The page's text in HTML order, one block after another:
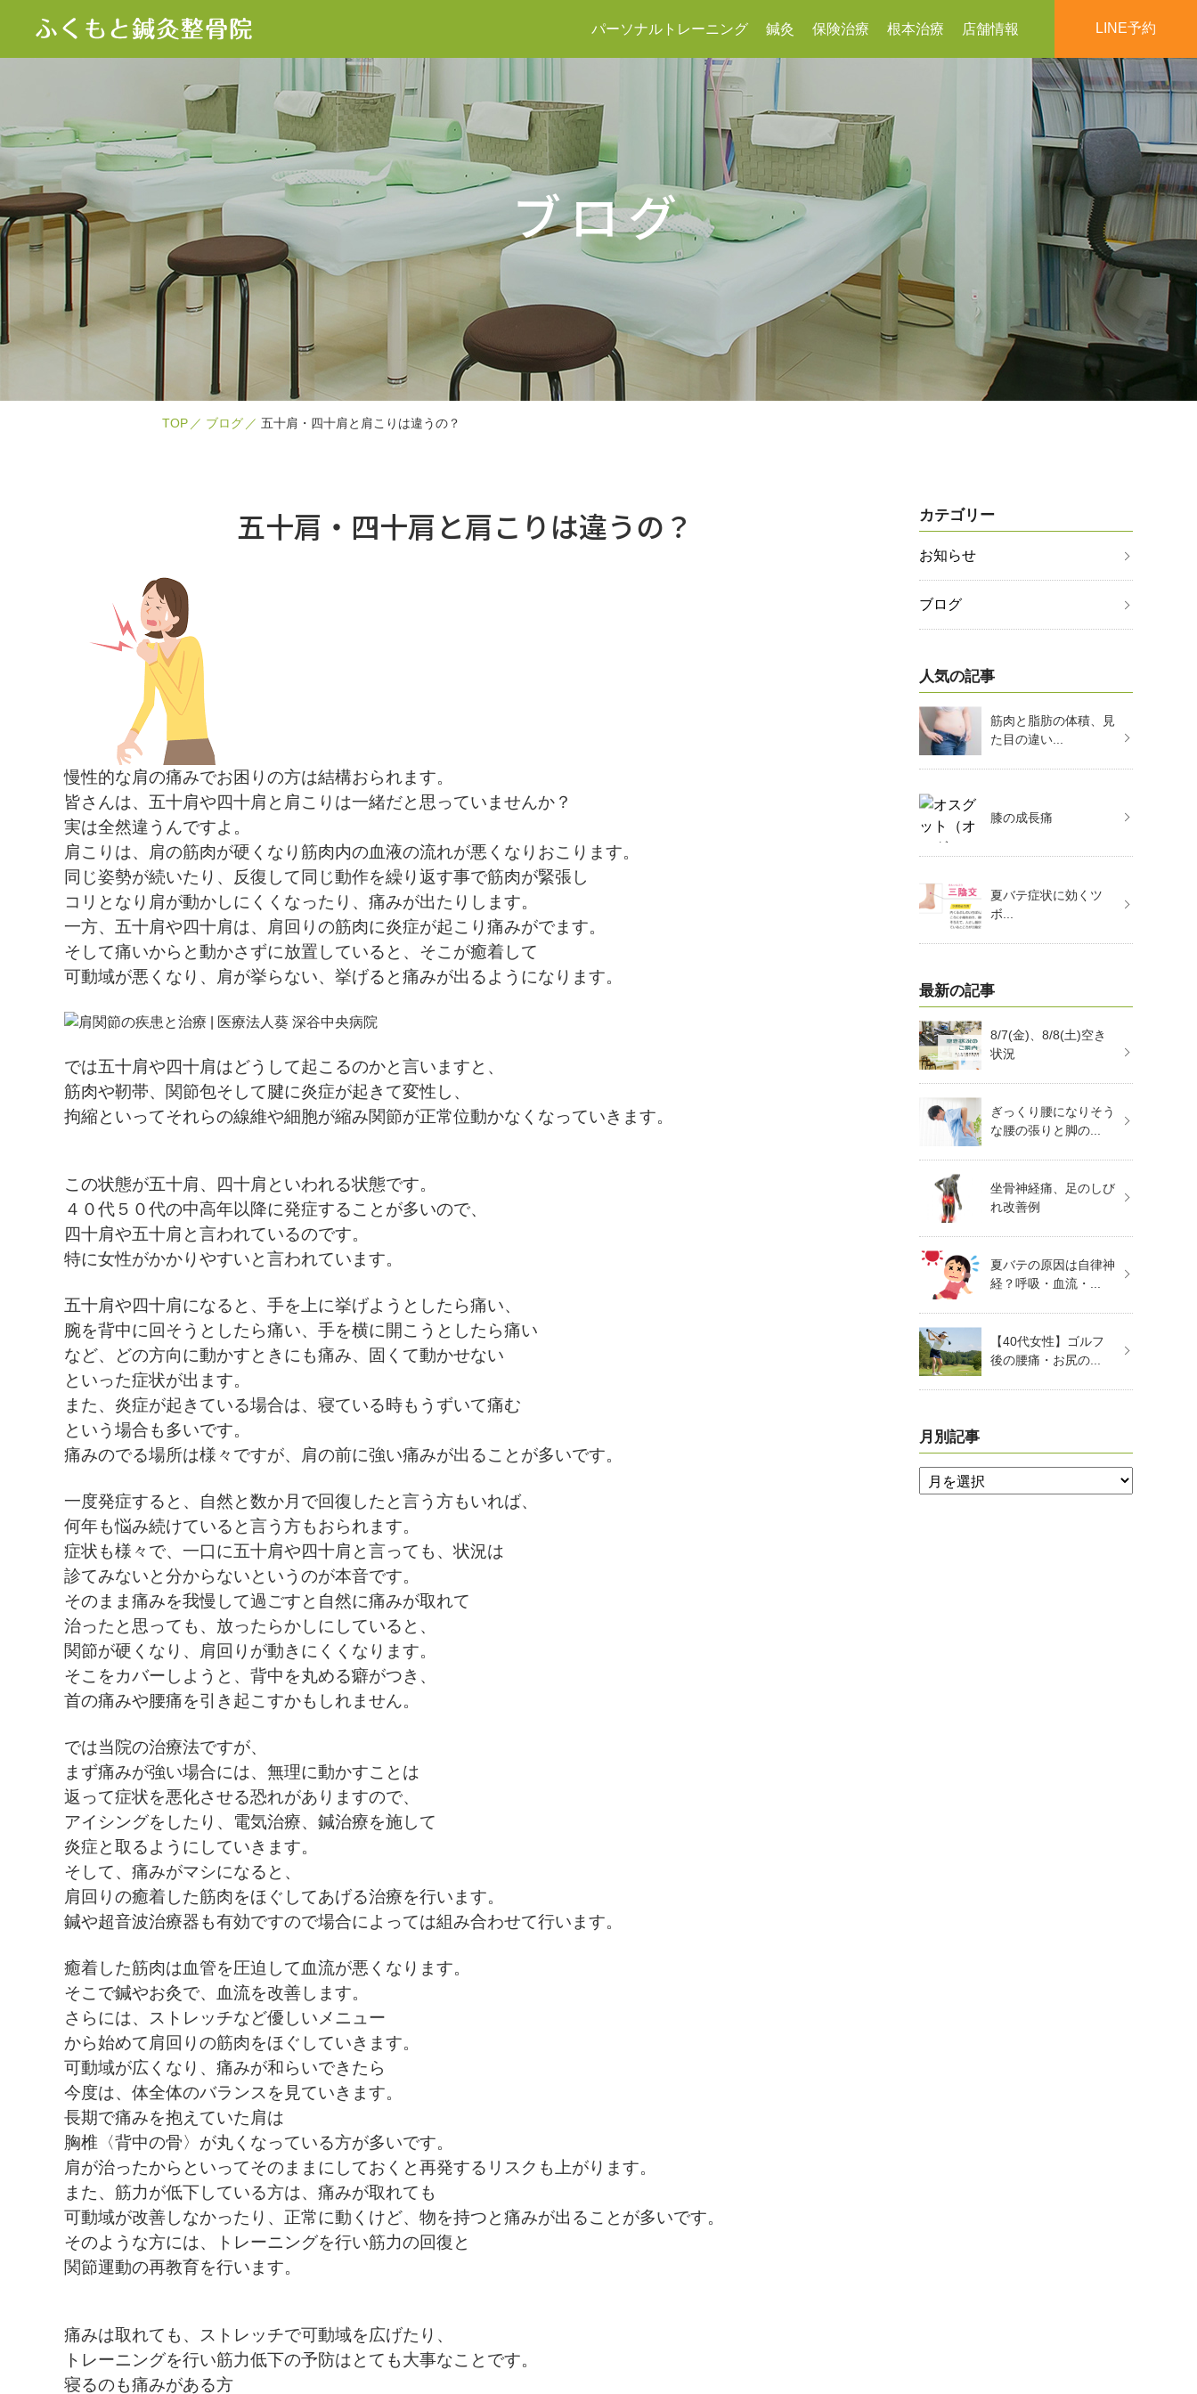
パーソナルトレーニング 鍼灸 保険治療 根本治療 店舗情報 LINE予約
ブログ
TOP ブログ 五十肩・四十肩と肩こりは違うの？
五十肩・四十肩と肩こりは違うの？
慢性的な肩の痛みでお困りの方は結構おられます。
皆さんは、五十肩や四十肩と肩こりは一緒だと思っていませんか？
実は全然違うんですよ。
肩こりは、肩の筋肉が硬くなり筋肉内の血液の流れが悪くなりおこります。
同じ姿勢が続いたり、反復して同じ動作を繰り返す事で筋肉が緊張し
コリとなり肩が動かしにくくなったり、痛みが出たりします。
一方、五十肩や四十肩は、肩回りの筋肉に炎症が起こり痛みがでます。
そして痛いからと動かさずに放置していると、そこが癒着して
可動域が悪くなり、肩が挙らない、挙げると痛みが出るようになります。
では五十肩や四十肩はどうして起こるのかと言いますと、
筋肉や靭帯、関節包そして腱に炎症が起きて変性し、
拘縮といってそれらの線維や細胞が縮み関節が正常位動かなくなっていきます。
この状態が五十肩、四十肩といわれる状態です。
４０代５０代の中高年以降に発症することが多いので、
四十肩や五十肩と言われているのです。
特に女性がかかりやすいと言われています。
五十肩や四十肩になると、手を上に挙げようとしたら痛い、
腕を背中に回そうとしたら痛い、手を横に開こうとしたら痛い
など、どの方向に動かすときにも痛み、固くて動かせない
といった症状が出ます。
また、炎症が起きている場合は、寝ている時もうずいて痛む
という場合も多いです。
痛みのでる場所は様々ですが、肩の前に強い痛みが出ることが多いです。
一度発症すると、自然と数か月で回復したと言う方もいれば、
何年も悩み続けていると言う方もおられます。
症状も様々で、一口に五十肩や四十肩と言っても、状況は
診てみないと分からないというのが本音です。
そのまま痛みを我慢して過ごすと自然に痛みが取れて
治ったと思っても、放ったらかしにしていると、
関節が硬くなり、肩回りが動きにくくなります。
そこをカバーしようと、背中を丸める癖がつき、
首の痛みや腰痛を引き起こすかもしれません。
では当院の治療法ですが、
まず痛みが強い場合には、無理に動かすことは
返って症状を悪化させる恐れがありますので、
アイシングをしたり、電気治療、鍼治療を施して
炎症と取るようにしていきます。
そして、痛みがマシになると、
肩回りの癒着した筋肉をほぐしてあげる治療を行います。
鍼や超音波治療器も有効ですので場合によっては組み合わせて行います。
癒着した筋肉は血管を圧迫して血流が悪くなります。
そこで鍼やお灸で、血流を改善します。
さらには、ストレッチなど優しいメニュー
から始めて肩回りの筋肉をほぐしていきます。
可動域が広くなり、痛みが和らいできたら
今度は、体全体のバランスを見ていきます。
長期で痛みを抱えていた肩は
胸椎〈背中の骨〉が丸くなっている方が多いです。
肩が治ったからといってそのままにしておくと再発するリスクも上がります。
また、筋力が低下している方は、痛みが取れても
可動域が改善しなかったり、正常に動くけど、物を持つと痛みが出ることが多いです。
そのような方には、トレーニングを行い筋力の回復と
関節運動の再教育を行います。
痛みは取れても、ストレッチで可動域を広げたり、
トレーニングを行い筋力低下の予防はとても大事なことです。
寝るのも痛みがある方
カテゴリー
お知らせ
ブログ
人気の記事
筋肉と脂肪の体積、見
た目の違い...
膝の成長痛
夏バテ症状に効くツ
ボ...
最新の記事
8/7(金)、8/8(土)空き
状況
ぎっくり腰になりそう
な腰の張りと脚の...
坐骨神経痛、足のしび
れ改善例
夏バテの原因は自律神
経？呼吸・血流・...
【40代女性】ゴルフ
後の腰痛・お尻の...
月別記事